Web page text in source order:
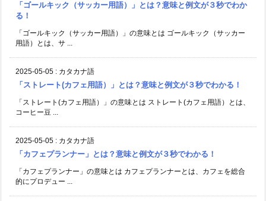
「ゴールキック（サッカー用語）」とは？意味と例文が３秒でわか
る！
「ゴールキック（サッカー用語）」の意味とは ゴールキック（サッカー
用語）とは、サ ...
2025-05-05 : カタカナ語
「ストレート(カフェ用語）」とは？意味と例文が３秒でわかる！
「ストレート(カフェ用語）」の意味とは ストレート(カフェ用語）とは、
コーヒー豆 ...
2025-05-05 : カタカナ語
「カフェプランナー」とは？意味と例文が３秒でわかる！
「カフェプランナー」の意味とは カフェプランナーとは、カフェを総合
的にプロデュー ...